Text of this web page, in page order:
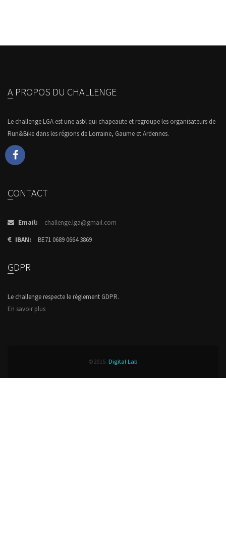
A PROPOS DU CHALLENGE
Le challenge LGA est une asbl qui chapeaute et regroupe les organisateurs de
Run&Bike dans les régions de Lorraine, Gaume et Ardennes.
CONTACT
Email:
challenge.lga@gmail.com
IBAN:
BE71 0689 0664 3869
GDPR
Le challenge respecte le règlement GDPR.
En savoir plus
©2015. Digital Lab